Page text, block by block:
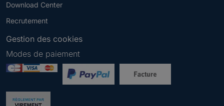
Download Center
Recrutement
Gestion des cookies
Newsletter
e
Modes de paiement